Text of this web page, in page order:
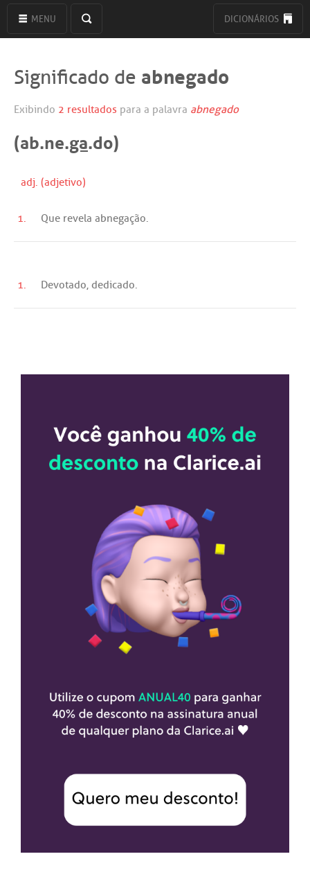
MENU DICIONÁRIOS
Significado de abnegado
Exibindo 2 resultados para a palavra abnegado
(ab.ne.ga.do)
adj. (adjetivo)
1. Que revela abnegação.
1. Devotado, dedicado.